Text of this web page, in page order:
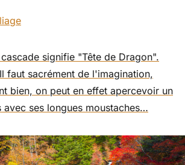
signifie "Tête de Dragon".
faut sacrément de l'imagination,
bien, on peut en effet apercevoir un
ses longues moustaches…